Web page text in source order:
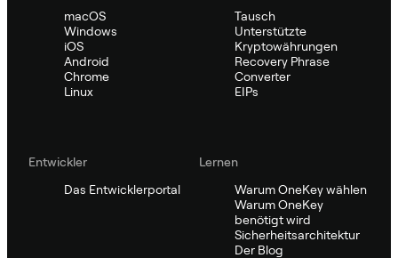
macOS
Windows
iOS
Android
Chrome
Linux
Tausch
Unterstützte
Kryptowährungen
Recovery Phrase
Converter
EIPs
Entwickler
Das Entwicklerportal
Lernen
Warum OneKey wählen
Warum OneKey
benötigt wird
Sicherheitsarchitektur
Der Blog